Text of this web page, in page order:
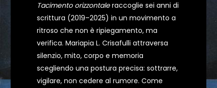
Tacimento orizzontaleraccoglie sei anni di
scrittura (2019–2025) in un movimento a
ritroso che non è ripiegamento, ma
verifica. Mariapia L. Crisafulli attraversa
silenzio, mito, corpo e memoria
scegliendo una postura precisa: sottrarre,
vigilare, non cedere al rumore. Come